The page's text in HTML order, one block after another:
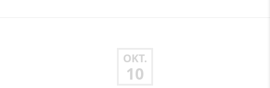
OKT.
10